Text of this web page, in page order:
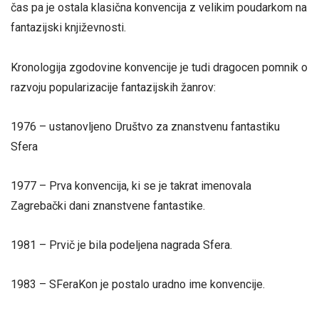
čas pa je ostala klasična konvencija z velikim poudarkom na
fantazijski književnosti.
Kronologija zgodovine konvencije je tudi dragocen pomnik o
razvoju popularizacije fantazijskih žanrov:
1976 – ustanovljeno Društvo za znanstvenu fantastiku
Sfera
1977 – Prva konvencija, ki se je takrat imenovala
Zagrebački dani znanstvene fantastike.
1981 – Prvič je bila podeljena nagrada Sfera.
1983 – SFeraKon je postalo uradno ime konvencije.